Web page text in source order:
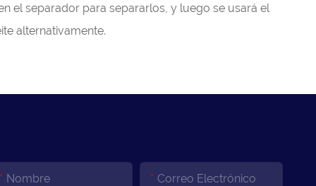
el separador para separarlos, y luego se usará el
alternativamente.
Nombre Correo Electrónico